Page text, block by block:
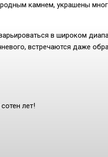
камнем, украшены
в широком
встречаются даже
лет!